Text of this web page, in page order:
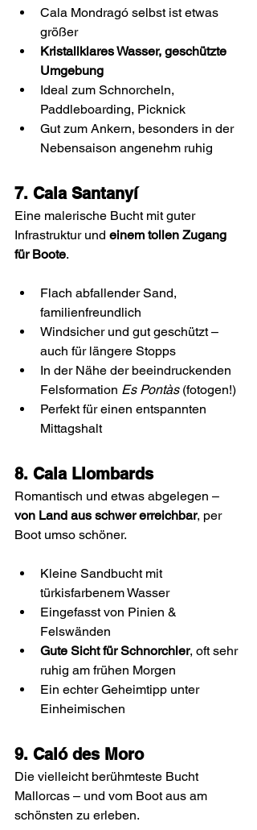
Cala Mondragó selbst ist etwas
größer
Kristallklares Wasser, geschützte
Umgebung
Ideal zum Schnorcheln,
Paddleboarding, Picknick
Gut zum Ankern, besonders in der
Nebensaison angenehm ruhig
7. Cala Santanyí
Eine malerische Bucht mit guter
Infrastruktur und einem tollen Zugang
für Boote.
Flach abfallender Sand,
familienfreundlich
Windsicher und gut geschützt –
auch für längere Stopps
In der Nähe der beeindruckenden
Felsformation Es Pontàs (fotogen!)
Perfekt für einen entspannten
Mittagshalt
8. Cala Llombards
Romantisch und etwas abgelegen –
von Land aus schwer erreichbar, per
Boot umso schöner.
Kleine Sandbucht mit
türkisfarbenem Wasser
Eingefasst von Pinien &
Felswänden
Gute Sicht für Schnorchler, oft sehr
ruhig am frühen Morgen
Ein echter Geheimtipp unter
Einheimischen
9. Caló des Moro
Die vielleicht berühmteste Bucht
Mallorcas – und vom Boot aus am
schönsten zu erleben.